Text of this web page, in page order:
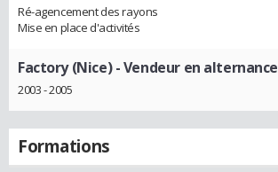
Ré-agencement des rayons
Mise en place d'activités
Factory (Nice)- Vendeur en alternance
2003 - 2005
Formations